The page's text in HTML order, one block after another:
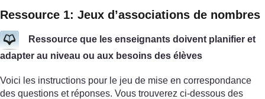
Ressource 1: Jeux d’associations de nombres
Ressource que les enseignants doivent planifier et
adapter au niveau ou aux besoins des élèves
Voici les instructions pour le jeu de mise en correspondance
des questions et réponses. Vous trouverez ci-dessous des